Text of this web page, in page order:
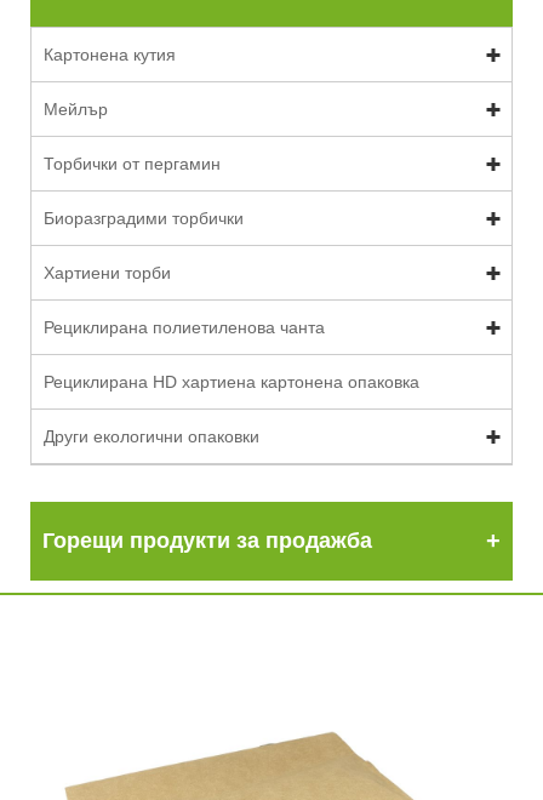
Картонена кутия
Мейлър
Торбички от пергамин
Биоразградими торбички
Хартиени торби
Рециклирана полиетиленова чанта
Рециклирана HD хартиена картонена опаковка
Други екологични опаковки
Горещи продукти за продажба